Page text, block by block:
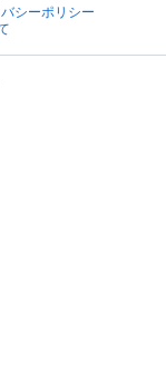
シーポリシー